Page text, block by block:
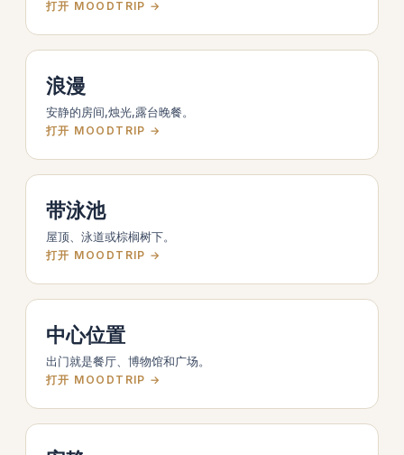
打开 MOODTRIP →
浪漫
安静的房间,烛光,露台晚餐。
打开 MOODTRIP →
带泳池
屋顶、泳道或棕榈树下。
打开 MOODTRIP →
中心位置
出门就是餐厅、博物馆和广场。
打开 MOODTRIP →